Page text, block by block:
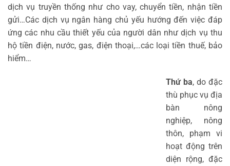
dịch vụ truyền thống như cho vay, chuyển tiền, nhận tiền
gửi…Các dịch vụ ngân hàng chủ yếu hướng đến việc đáp
ứng các nhu cầu thiết yếu của người dân như dịch vụ thu
hộ tiền điện, nước, gas, điện thoại,…các loại tiền thuế, bảo
hiểm…
Thứ ba, do đặc
thù phục vụ địa
bàn nông
nghiệp, nông
thôn, phạm vi
hoạt động trên
diện rộng, đặc